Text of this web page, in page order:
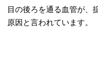
目の後ろを通る血管が、
原因と言われています。